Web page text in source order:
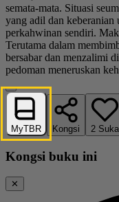
semata-mata. Situasi
yang adil dan
perkahwinan sendiri.
Terutama dalam
bersabar dan menzalimi
pedoman meneruskan
MyTBR Kongsi 2 Suka
Kongsi buku ini
✕